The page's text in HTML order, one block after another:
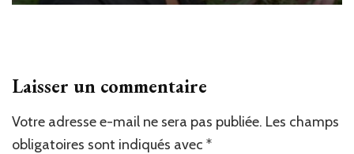
Laisser un commentaire
Votre adresse e-mail ne sera pas publiée. Les champs
obligatoires sont indiqués avec *